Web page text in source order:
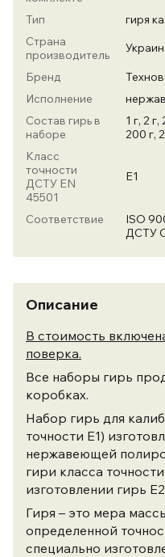
Тип
гиря
Страна
производитель
Бренд
Исполнение
Состав гирь в
наборе
1 г, 2
200 г,
Класс
точности
ДСТУ EN
45501
Е1
Соответствие
ISO
ДСТУ
Описание
В стоимость
поверка.
Все наборы гирь
коробках.
Набор гирь для
точности Е1)
нержавеющей
гири класса
изготовлении гирь
Гиря – это мера
определенной
специально